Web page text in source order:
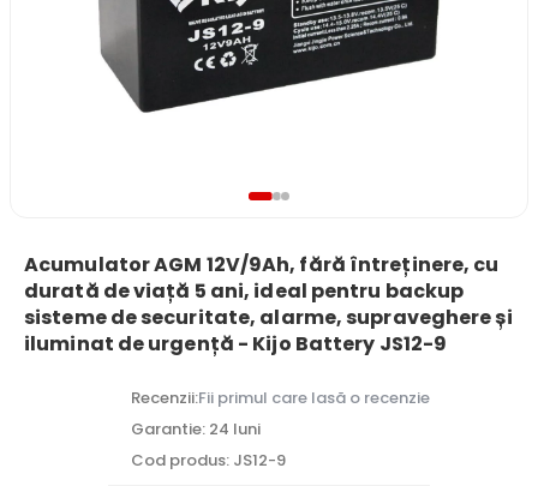
Acumulator AGM 12V/9Ah, fără întreținere, cu
durată de viață 5 ani, ideal pentru backup
sisteme de securitate, alarme, supraveghere și
iluminat de urgență - Kijo Battery JS12-9
Recenzii:Fii primul care lasă o recenzie
Garantie: 24 luni
Cod produs: JS12-9